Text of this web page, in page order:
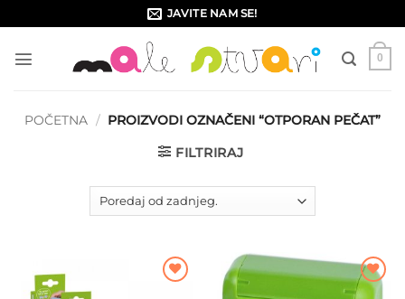
to
content
JAVITE NAM SE!
0
POČETNA / PROIZVODI OZNAČENI “OTPORAN PEČAT”
FILTRIRAJ
Dodajte